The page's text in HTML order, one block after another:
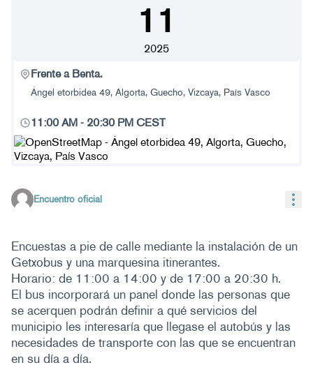
11
2025
Frente a Benta.
Ángel etorbidea 49, Algorta, Guecho, Vizcaya, País Vasco
11:00 AM - 20:30 PM CEST
Encuentro oficial
Encuestas a pie de calle mediante la instalación de un
Getxobus y una marquesina itinerantes.
Horario: de 11:00 a 14:00 y de 17:00 a 20:30 h.
El bus incorporará un panel donde las personas que
se acerquen podrán definir a qué servicios del
municipio les interesaría que llegase el autobús y las
necesidades de transporte con las que se encuentran
en su día a día.